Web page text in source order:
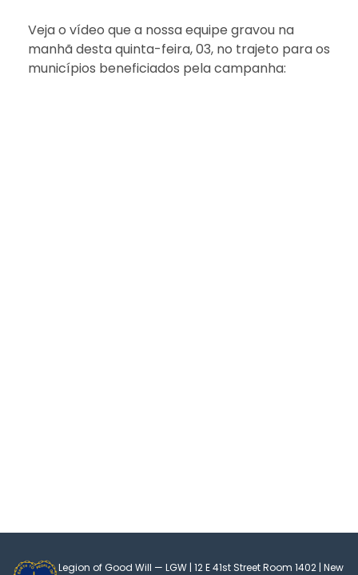
Veja o vídeo que a nossa equipe gravou na
manhã desta quinta-feira, 03, no trajeto para os
municípios beneficiados pela campanha:
Legion of Good Will — LGW | 12 E 41st Street Room 1402 | New